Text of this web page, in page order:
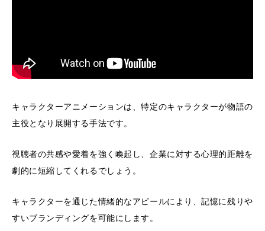
キャラクターアニメーションは、特定のキャラクターが物語の
主役となり展開する手法です。
視聴者の共感や愛着を強く喚起し、企業に対する心理的距離を
劇的に短縮してくれるでしょう。
キャラクターを通じた情緒的なアピールにより、記憶に残りや
すいブランディングを可能にします。